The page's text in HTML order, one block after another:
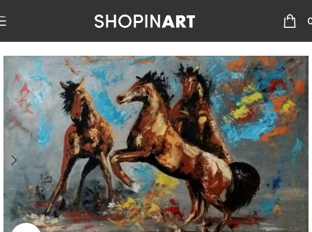
Skip to navigation
Skip to main content